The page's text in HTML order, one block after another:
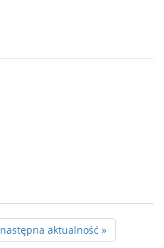
następna aktualność »